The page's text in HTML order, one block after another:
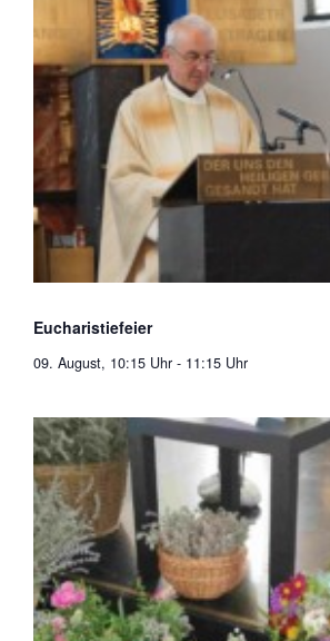
Eucharistiefeier
09. August, 10:15 Uhr - 11:15 Uhr